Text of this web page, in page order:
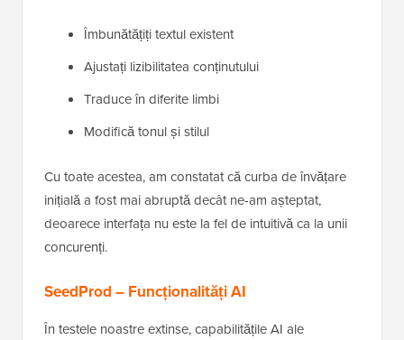
Îmbunătățiți textul existent
Ajustați lizibilitatea conținutului
Traduce în diferite limbi
Modifică tonul și stilul
Cu toate acestea, am constatat că curba de învățare
inițială a fost mai abruptă decât ne-am așteptat,
deoarece interfața nu este la fel de intuitivă ca la unii
concurenți.
SeedProd – Funcționalități AI
În testele noastre extinse, capabilitățile AI ale